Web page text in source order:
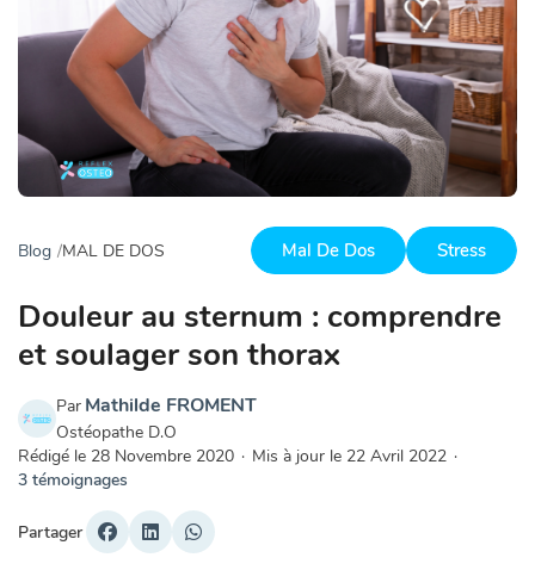
Blog MAL DE DOS Mal De Dos Stress
Douleur au sternum : comprendre
et soulager son thorax
Par Mathilde FROMENT
Ostéopathe D.O
Rédigé le 28 Novembre 2020 · Mis à jour le 22 Avril 2022 ·
3 témoignages
Partager